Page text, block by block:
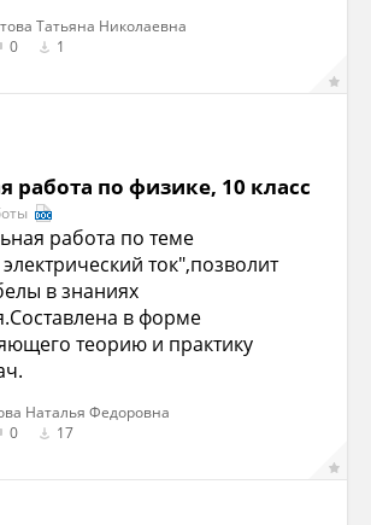
Татьяна Николаевна
0 1
работа по физике, 10 класс
работа по теме
ток",позволит
в знаниях
в форме
теорию и практику
Наталья Федоровна
0 17